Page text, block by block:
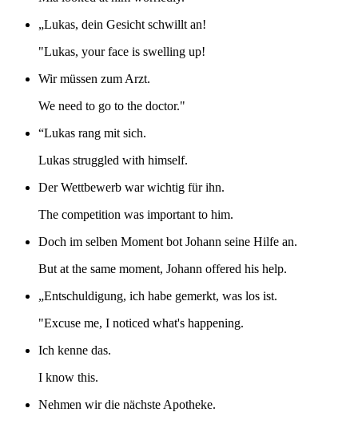
„Lukas, dein Gesicht schwillt an!
"Lukas, your face is swelling up!
Wir müssen zum Arzt.
We need to go to the doctor."
“Lukas rang mit sich.
Lukas struggled with himself.
Der Wettbewerb war wichtig für ihn.
The competition was important to him.
Doch im selben Moment bot Johann seine Hilfe an.
But at the same moment, Johann offered his help.
„Entschuldigung, ich habe gemerkt, was los ist.
"Excuse me, I noticed what's happening.
Ich kenne das.
I know this.
Nehmen wir die nächste Apotheke.